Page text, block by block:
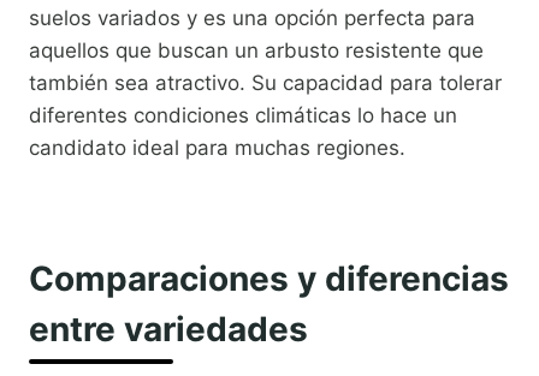
suelos variados y es una opción perfecta para
aquellos que buscan un arbusto resistente que
también sea atractivo. Su capacidad para tolerar
diferentes condiciones climáticas lo hace un
candidato ideal para muchas regiones.
Comparaciones y diferencias
entre variedades